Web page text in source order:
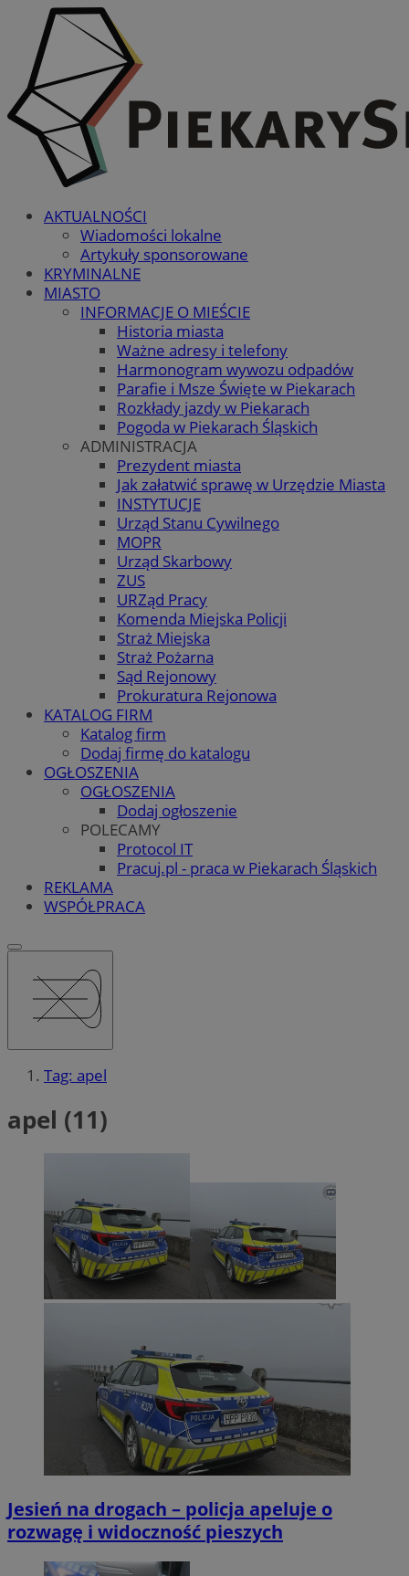
AKTUALNOŚCI
Wiadomości lokalne
Artykuły sponsorowane
KRYMINALNE
MIASTO
INFORMACJE O MIEŚCIE
Historia miasta
Ważne adresy i telefony
Harmonogram wywozu odpadów
Parafie i Msze Święte w Piekarach
Rozkłady jazdy w Piekarach
Pogoda w Piekarach Śląskich
ADMINISTRACJA
Prezydent miasta
Jak załatwić sprawę w Urzędzie Miasta
INSTYTUCJE
Urząd Stanu Cywilnego
MOPR
Urząd Skarbowy
ZUS
URZąd Pracy
Komenda Miejska Policji
Straż Miejska
Straż Pożarna
Sąd Rejonowy
Prokuratura Rejonowa
KATALOG FIRM
Katalog firm
Dodaj firmę do katalogu
OGŁOSZENIA
OGŁOSZENIA
Dodaj ogłoszenie
POLECAMY
Protocol IT
Pracuj.pl - praca w Piekarach Śląskich
REKLAMA
WSPÓŁPRACA
Tag: apel
apel (11)
Jesień na drogach – policja apeluje o
rozwagę i widoczność pieszych